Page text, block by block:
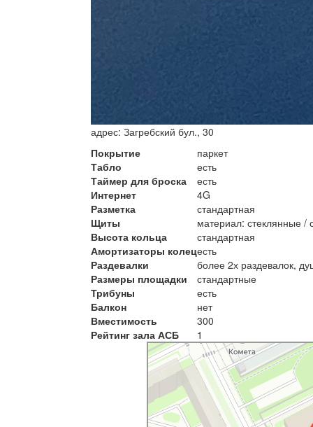
адрес: Загребский бул., 30
Покрытие
паркет
Табло
есть
Таймер для броска
есть
Интернет
4G
Разметка
стандартная
Щиты
материал: стеклянные /
Высота кольца
стандартная
Амортизаторы колецесть
Раздевалки
более 2х раздевалок,
Размеры площадки
стандартные
Трибуны
есть
Балкон
нет
Вместимость
300
Рейтинг зала АСБ
1
Спортивный комплекс Центра
Спортивный комплекс в